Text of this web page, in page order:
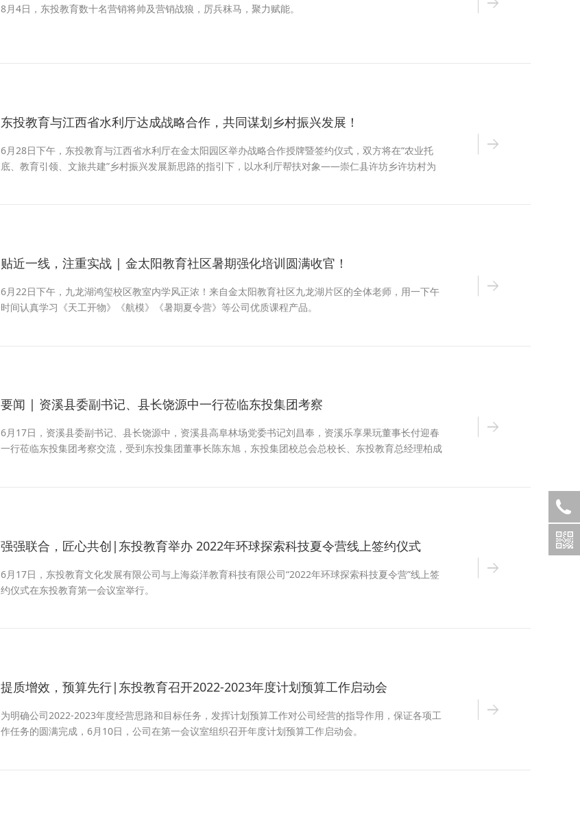
8月4日，东投教育数十名营销将帅及营销战狼，厉兵秣马，聚力赋能。
东投教育与江西省水利厅达成战略合作，共同谋划乡村振兴发展！
6月28日下午，东投教育与江西省水利厅在金太阳园区举办战略合作授牌暨签约仪式，双方将在“农业托
底、教育引领、文旅共建”乡村振兴发展新思路的指引下，以水利厅帮扶对象——崇仁县许坊乡许坊村为
贴近一线，注重实战 | 金太阳教育社区暑期强化培训圆满收官！
6月22日下午，九龙湖鸿玺校区教室内学风正浓！来自金太阳教育社区九龙湖片区的全体老师，用一下午
时间认真学习《天工开物》《航模》《暑期夏令营》等公司优质课程产品。
要闻 | 资溪县委副书记、县长饶源中一行莅临东投集团考察
6月17日，资溪县委副书记、县长饶源中，资溪县高阜林场党委书记刘昌奉，资溪乐享果玩董事长付迎春
一行莅临东投集团考察交流，受到东投集团董事长陈东旭，东投集团校总会总校长、东投教育总经理柏成
强强联合，匠心共创|东投教育举办 2022年环球探索科技夏令营线上签约仪式
6月17日，东投教育文化发展有限公司与上海焱洋教育科技有限公司“2022年环球探索科技夏令营”线上签
约仪式在东投教育第一会议室举行。
提质增效，预算先行|东投教育召开2022-2023年度计划预算工作启动会
为明确公司2022-2023年度经营思路和目标任务，发挥计划预算工作对公司经营的指导作用，保证各项工
作任务的圆满完成，6月10日，公司在第一会议室组织召开年度计划预算工作启动会。